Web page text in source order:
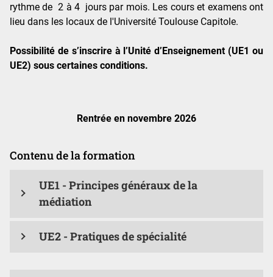
rythme de 2 à 4 jours par mois. Les cours et examens ont
lieu dans les locaux de l'Université Toulouse Capitole.
Possibilité de s’inscrire à l’Unité d’Enseignement (UE1 ou
UE2) sous certaines conditions.
Rentrée en novembre 2026
Contenu de la formation
UE1 - Principes généraux de la
médiation
UE2 - Pratiques de spécialité